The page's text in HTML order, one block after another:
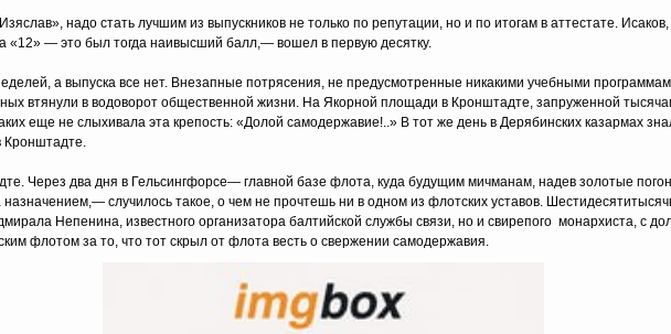
надо стать лучшим из выпускников не только по репутации, но и по итогам в аттестате. Исаков,
«12» — это был тогда наивысший балл,— вошел в первую десятку.
а выпуска все нет. Внезапные потрясения, не предусмотренные никакими учебными
втянули в водоворот общественной жизни. На Якорной площади в Кронштадте, запруженной
еще не слыхивала эта крепость: «Долой самодержавие!..» В тот же день в Дерябинских казармах
Кронштадте.
Через два дня в Гельсингфорсе— главной базе флота, куда будущим мичманам, надев золотые
назначением,— случилось такое, о чем не прочтешь ни в одном из флотских уставов.
Непенина, известного организатора балтийской службы связи, но и свирепого монархиста, с
флотом за то, что тот скрыл от флота весть о свержении самодержавия.